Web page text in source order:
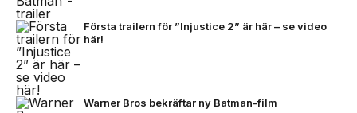
Första trailern för ”Injustice 2” är här – se video
här!
Warner Bros bekräftar ny Batman-film